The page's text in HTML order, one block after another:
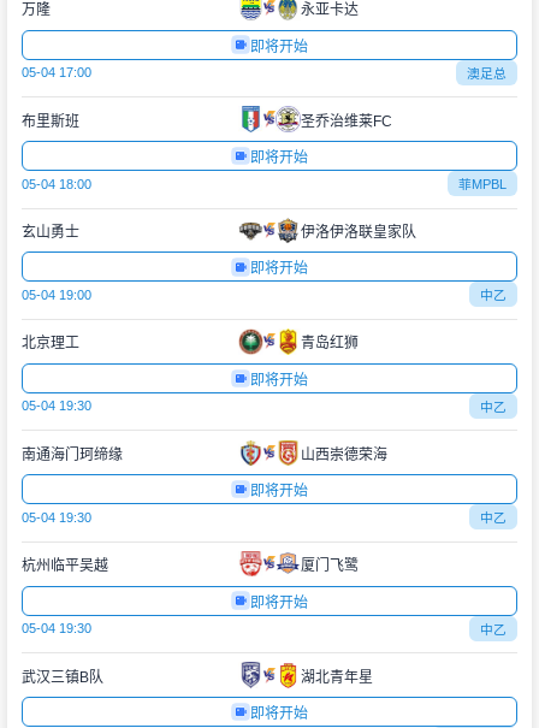
万隆 永亚卡达
即将开始
05-04 17:00 澳足总
布里斯班 圣乔治维莱FC
即将开始
05-04 18:00 菲MPBL
玄山勇士 伊洛伊洛联皇家队
即将开始
05-04 19:00 中乙
北京理工 青岛红狮
即将开始
05-04 19:30 中乙
南通海门珂缔缘 山西崇德荣海
即将开始
05-04 19:30 中乙
杭州临平吴越 厦门飞鹭
即将开始
05-04 19:30 中乙
武汉三镇B队 湖北青年星
即将开始